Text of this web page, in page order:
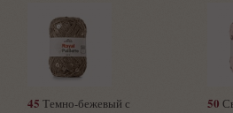
45 Темно-бежевый с
50